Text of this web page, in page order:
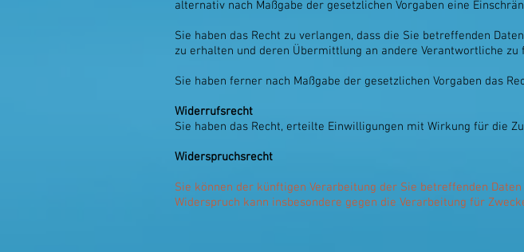
alternativ nach Maßgabe der gesetzlichen Vorgaben eine
Sie haben das Recht zu verlangen, dass die Sie betreffenden
zu erhalten und deren Übermittlung an andere Verantwortliche zu
Sie haben ferner nach Maßgabe der gesetzlichen Vorgaben das
Widerrufsrecht
Sie haben das Recht, erteilte Einwilligungen mit Wirkung für die
Widerspruchsrecht
Sie können der künftigen Verarbeitung der Sie betreffenden
Widerspruch kann insbesondere gegen die Verarbeitung für